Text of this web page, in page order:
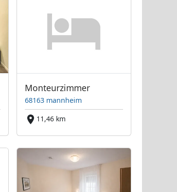
Monteurzimmer
68163 mannheim
11,46 km